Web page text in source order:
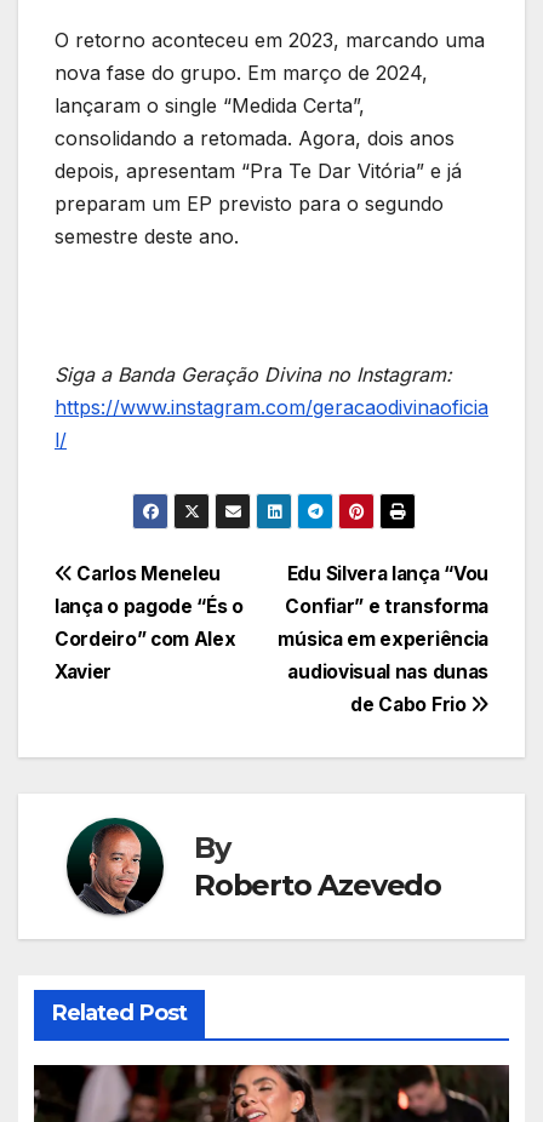
O retorno aconteceu em 2023, marcando uma
nova fase do grupo. Em março de 2024,
lançaram o single “Medida Certa”,
consolidando a retomada. Agora, dois anos
depois, apresentam “Pra Te Dar Vitória” e já
preparam um EP previsto para o segundo
semestre deste ano.
Siga a Banda Geração Divina no Instagram:
https://www.instagram.com/geracaodivinaoficia
l/
Navegação
de
Post
Edu Silvera lança “Vou
Confiar” e transforma
música em experiência
audiovisual nas dunas
de Cabo Frio
Carlos Meneleu
lança o pagode “És o
Cordeiro” com Alex
Xavier
By
Roberto Azevedo
Related Post